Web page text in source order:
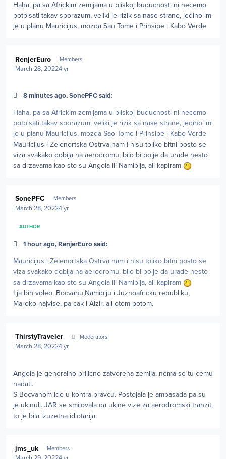
Haha, pa sa Africkim zemljama u bliskoj buducnosti ni necemo
potpisati takav sporazum, veliki je rizik sa nase strane, jedino im
je u planu Mauricijus, mozda Sao Tome i Prinsipe i Kabo Verde
RenjerEuro Members
March 28, 20224 yr
8 minutes ago, SonePFC said:
Haha, pa sa Africkim zemljama u bliskoj buducnosti ni necemo
potpisati takav sporazum, veliki je rizik sa nase strane, jedino im
je u planu Mauricijus, mozda Sao Tome i Prinsipe i Kabo Verde
Mauricijus i Zelenortska Ostrva nam i nisu toliko bitni posto se
viza svakako dobija na aerodromu, bilo bi bolje da urade nesto
sa drzavama kao sto su Angola ili Namibija, ali kapiram
SonePFC Members
March 28, 20224 yr
AUTHOR
1 hour ago, RenjerEuro said:
Mauricijus i Zelenortska Ostrva nam i nisu toliko bitni posto se
viza svakako dobija na aerodromu, bilo bi bolje da urade nesto
sa drzavama kao sto su Angola ili Namibija, ali kapiram
I ja bih voleo, Bocvanu,Namibiju i Juznoafricku republiku,
Maroko najvise, pa cak i Alzir, ali otom potom.
ThirstyTraveler Moderators
March 28, 20224 yr
Angola je generalno prilicno zatvorena zemlja, nema se tu cemu
nadati.
S Bocvanom ide u kontra pravcu. Postojala je ambasada pa su
je ukinuli. JAR se smilovala da ukine vize za aerodromski tranzit,
to je bila izuzetna idiotarija.
jms_uk Members